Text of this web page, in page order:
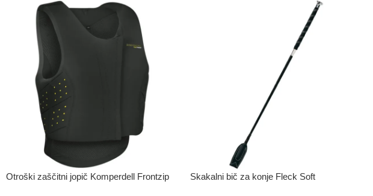
Otroški zaščitni jopič Komperdell Frontzip Skakalni bič za konje Fleck Soft